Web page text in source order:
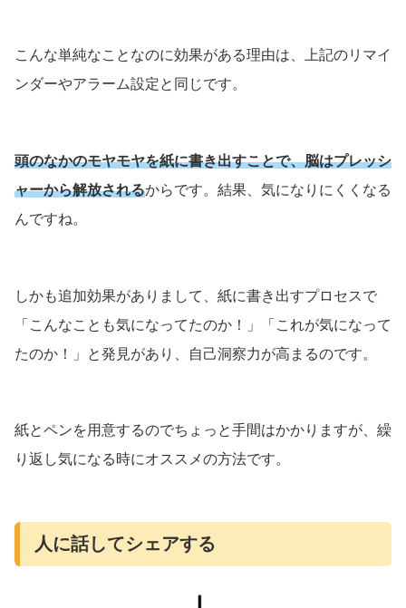
こんな単純なことなのに効果がある理由は、上記のリマイ
ンダーやアラーム設定と同じです。
頭のなかのモヤモヤを紙に書き出すことで、脳はプレッシ
ャーから解放されるからです。結果、気になりにくくなる
んですね。
しかも追加効果がありまして、紙に書き出すプロセスで
「こんなことも気になってたのか！」「これが気になって
たのか！」と発見があり、自己洞察力が高まるのです。
紙とペンを用意するのでちょっと手間はかかりますが、繰
り返し気になる時にオススメの方法です。
人に話してシェアする